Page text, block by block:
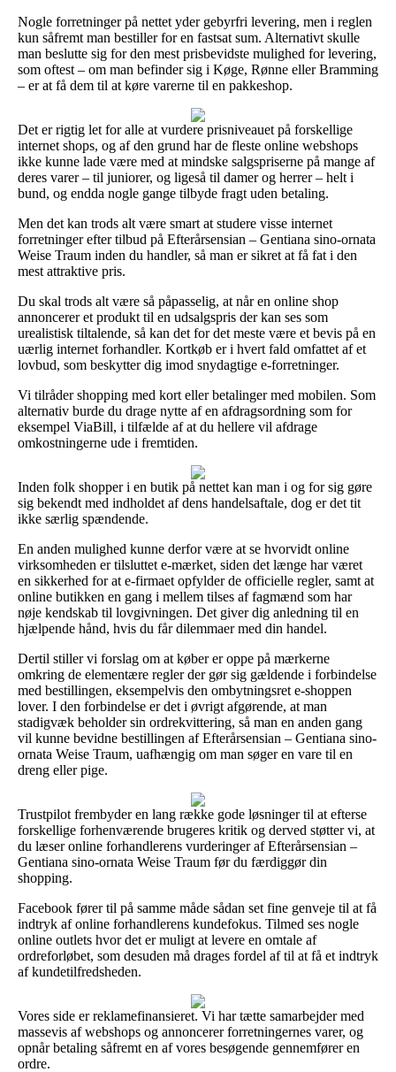
Nogle forretninger på nettet yder gebyrfri levering, men i reglen
kun såfremt man bestiller for en fastsat sum. Alternativt skulle
man beslutte sig for den mest prisbevidste mulighed for levering,
som oftest – om man befinder sig i Køge, Rønne eller Bramming
– er at få dem til at køre varerne til en pakkeshop.
Det er rigtig let for alle at vurdere prisniveauet på forskellige
internet shops, og af den grund har de fleste online webshops
ikke kunne lade være med at mindske salgspriserne på mange af
deres varer – til juniorer, og ligeså til damer og herrer – helt i
bund, og endda nogle gange tilbyde fragt uden betaling.
Men det kan trods alt være smart at studere visse internet
forretninger efter tilbud på Efterårsensian – Gentiana sino-ornata
Weise Traum inden du handler, så man er sikret at få fat i den
mest attraktive pris.
Du skal trods alt være så påpasselig, at når en online shop
annoncerer et produkt til en udsalgspris der kan ses som
urealistisk tiltalende, så kan det for det meste være et bevis på en
uærlig internet forhandler. Kortkøb er i hvert fald omfattet af et
lovbud, som beskytter dig imod snydagtige e-forretninger.
Vi tilråder shopping med kort eller betalinger med mobilen. Som
alternativ burde du drage nytte af en afdragsordning som for
eksempel ViaBill, i tilfælde af at du hellere vil afdrage
omkostningerne ude i fremtiden.
Inden folk shopper i en butik på nettet kan man i og for sig gøre
sig bekendt med indholdet af dens handelsaftale, dog er det tit
ikke særlig spændende.
En anden mulighed kunne derfor være at se hvorvidt online
virksomheden er tilsluttet e-mærket, siden det længe har været
en sikkerhed for at e-firmaet opfylder de officielle regler, samt at
online butikken en gang i mellem tilses af fagmænd som har
nøje kendskab til lovgivningen. Det giver dig anledning til en
hjælpende hånd, hvis du får dilemmaer med din handel.
Dertil stiller vi forslag om at køber er oppe på mærkerne
omkring de elementære regler der gør sig gældende i forbindelse
med bestillingen, eksempelvis den ombytningsret e-shoppen
lover. I den forbindelse er det i øvrigt afgørende, at man
stadigvæk beholder sin ordrekvittering, så man en anden gang
vil kunne bevidne bestillingen af Efterårsensian – Gentiana sino-
ornata Weise Traum, uafhængig om man søger en vare til en
dreng eller pige.
Trustpilot frembyder en lang række gode løsninger til at efterse
forskellige forhenværende brugeres kritik og derved støtter vi, at
du læser online forhandlerens vurderinger af Efterårsensian –
Gentiana sino-ornata Weise Traum før du færdiggør din
shopping.
Facebook fører til på samme måde sådan set fine genveje til at få
indtryk af online forhandlerens kundefokus. Tilmed ses nogle
online outlets hvor det er muligt at levere en omtale af
ordreforløbet, som desuden må drages fordel af til at få et indtryk
af kundetilfredsheden.
Vores side er reklamefinansieret. Vi har tætte samarbejder med
massevis af webshops og annoncerer forretningernes varer, og
opnår betaling såfremt en af vores besøgende gennemfører en
ordre.